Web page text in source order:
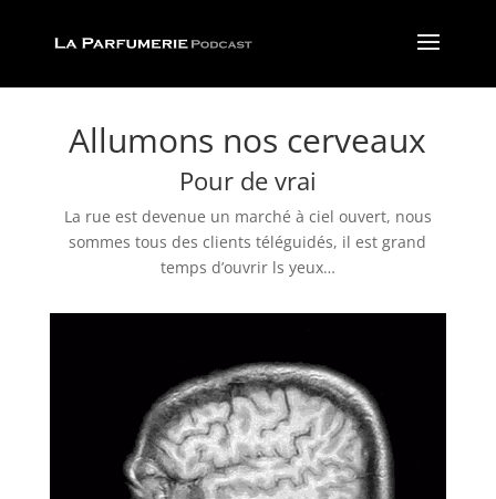
Allumons nos cerveaux
Pour de vrai
La rue est devenue un marché à ciel ouvert, nous
sommes tous des clients téléguidés, il est grand
temps d’ouvrir ls yeux…